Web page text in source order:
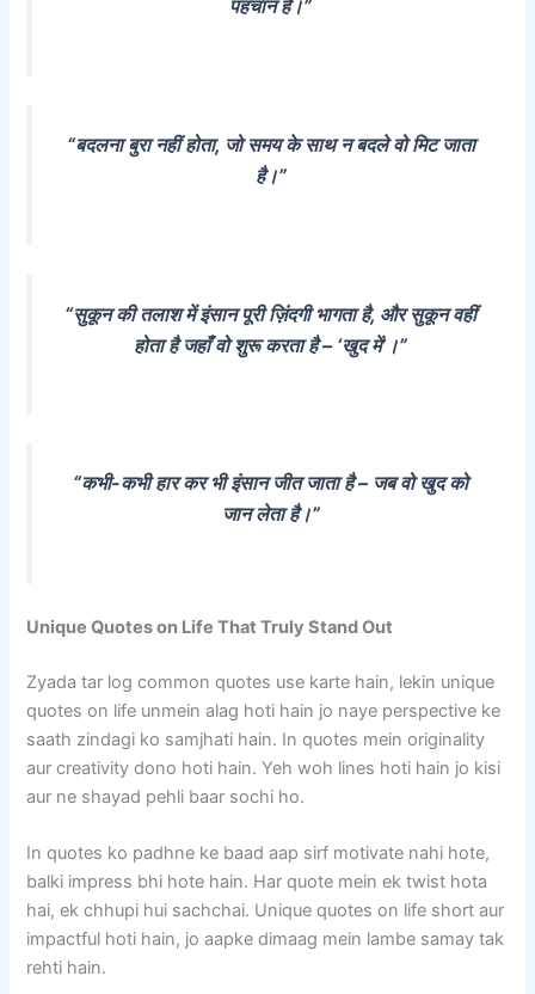
पहचान है।”
“बदलना बुरा नहीं होता, जो समय के साथ न बदले वो मिट जाता
है।”
“सुकून की तलाश में इंसान पूरी ज़िंदगी भागता है, और सुकून वहीं
होता है जहाँ वो शुरू करता है – ‘खुद में’।”
“कभी-कभी हार कर भी इंसान जीत जाता है – जब वो खुद को
जान लेता है।”
Unique Quotes on Life That Truly Stand Out
Zyada tar log common quotes use karte hain, lekin unique
quotes on life unmein alag hoti hain jo naye perspective ke
saath zindagi ko samjhati hain. In quotes mein originality
aur creativity dono hoti hain. Yeh woh lines hoti hain jo kisi
aur ne shayad pehli baar sochi ho.
In quotes ko padhne ke baad aap sirf motivate nahi hote,
balki impress bhi hote hain. Har quote mein ek twist hota
hai, ek chhupi hui sachchai. Unique quotes on life short aur
impactful hoti hain, jo aapke dimaag mein lambe samay tak
rehti hain.